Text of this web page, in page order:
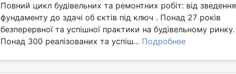
Повний цикл будівельних та ремонтних робіт: від зведення
фундаменту до здачі об єктів під ключ . Понад 27 років
безперервної та успішної практики на будівельному ринку.
Понад 300 реалізованих та успіш... Подробнее